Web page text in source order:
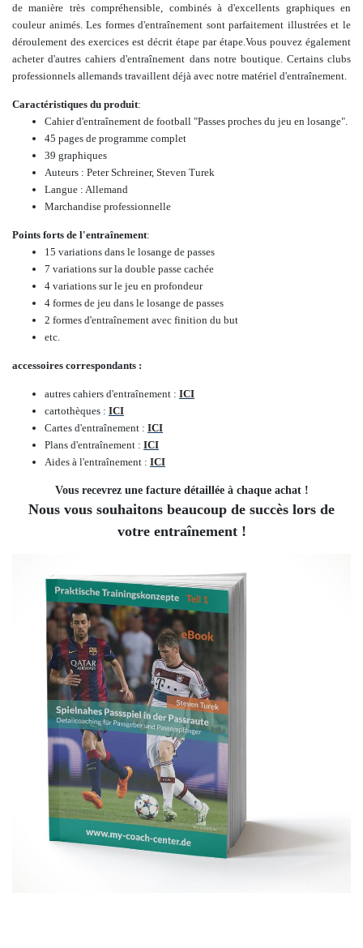
de manière très compréhensible, combinés àd'excellents graphiques en
couleur animés. Les formes d'entraînement sont parfaitement illustrées et le
déroulement des exercices est décrit étape par étape.Vous pouvez également
acheterd'autres cahiers d'entraînement dans notre boutique.Certains clubs
professionnels allemands travaillent déjà avec notre matériel d'entraînement.
Caractéristiques du produit:
Cahier d'entraînement de football "Passes proches du jeu en losange".
45 pages de programme complet
39 graphiques
Auteurs : Peter Schreiner, Steven Turek
Langue : Allemand
Marchandise professionnelle
Points forts de l'entraînement:
15 variations dans le losange de passes
7 variations sur la double passe cachée
4 variations sur le jeu en profondeur
4 formes de jeu dans le losange de passes
2 formes d'entraînement avec finition du but
etc.
accessoires correspondants :
autres cahiers d'entraînement : ICI
cartothèques : ICI
Cartes d'entraînement : ICI
Plans d'entraînement : ICI
Aides à l'entraînement : ICI
Vous recevrez une facture détaillée à chaque achat !
Nous vous souhaitons beaucoup de succès lors de
votre entraînement !